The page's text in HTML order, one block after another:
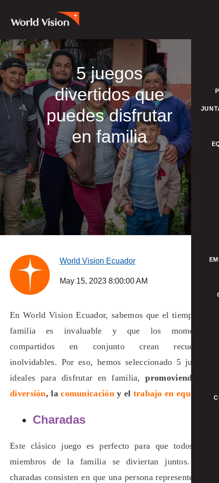
5 juegos
divertidos que
puedes disfrutar
en familia
World Vision Ecuador
May 15, 2023 8:00:00 AM
En World Vision Ecuador, sabemos que el tiempo en
familia es invaluable y que los momentos
compartidos en conjunto crean recuerdos
inolvidables. Por eso, hemos seleccionado 5 juegos
ideales para disfrutar en familia,promoviendo la
diversión, lacomunicacióny el trabajo en equipo
Charadas
Este clásico juego es perfecto para que todos los
miembros de la familia se diviertan juntos. Las
charadas consisten en que una persona represente una